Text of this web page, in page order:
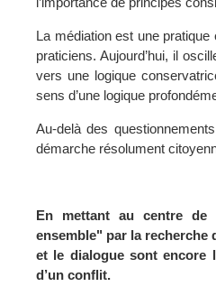
La médiation est une
praticiens. Aujourd’hui, il
vers une logique
sens d’une logique
Au-delà des
démarche résolument
En mettant au centre de
ensemble" par la recherche
et le dialogue sont encore
d’un conflit.